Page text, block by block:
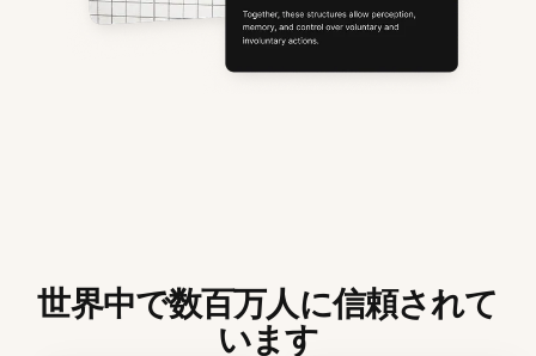
世界中で数百万人に信頼されて
います